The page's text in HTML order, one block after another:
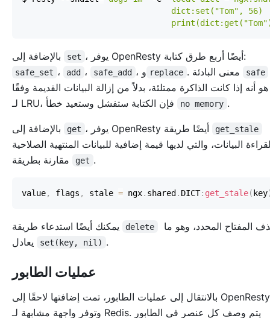
set ، يوفر OpenResty أيضًا أربع طرق كتابة:
safe_set ، add ، safe_add ، و replace safe
هو أنه إذا كانت الذاكرة ممتلئة، بدلاً من إزالة البيانات القديمة وفقًا
no memory .
get ، يوفر OpenResty أيضًا طريقة get_stale
البيانات، والتي لديها قيمة إضافية للبيانات المنتهية الصلاحية
get .
value, flags , stale = ngx. shared . DICT: get_stale( key
delete
set(key, nil) .
عمليات الطابور
بالانتقال إلى عمليات الطابور، تمت إضافتها لاحقًا إلى OpenResty
وتوفر واجهة مشابهة لـ Redis. يتم وصف كل عنصر في الطابور